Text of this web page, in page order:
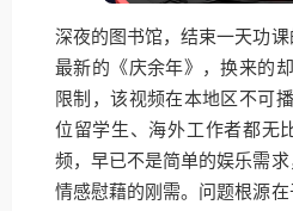
深夜的图书馆，结束一天功
最新的《庆余年》，换来的
限制，该视频在本地区不可
位留学生、海外工作者都无
频，早已不是简单的娱乐需
情感慰藉的刚需。问题根源